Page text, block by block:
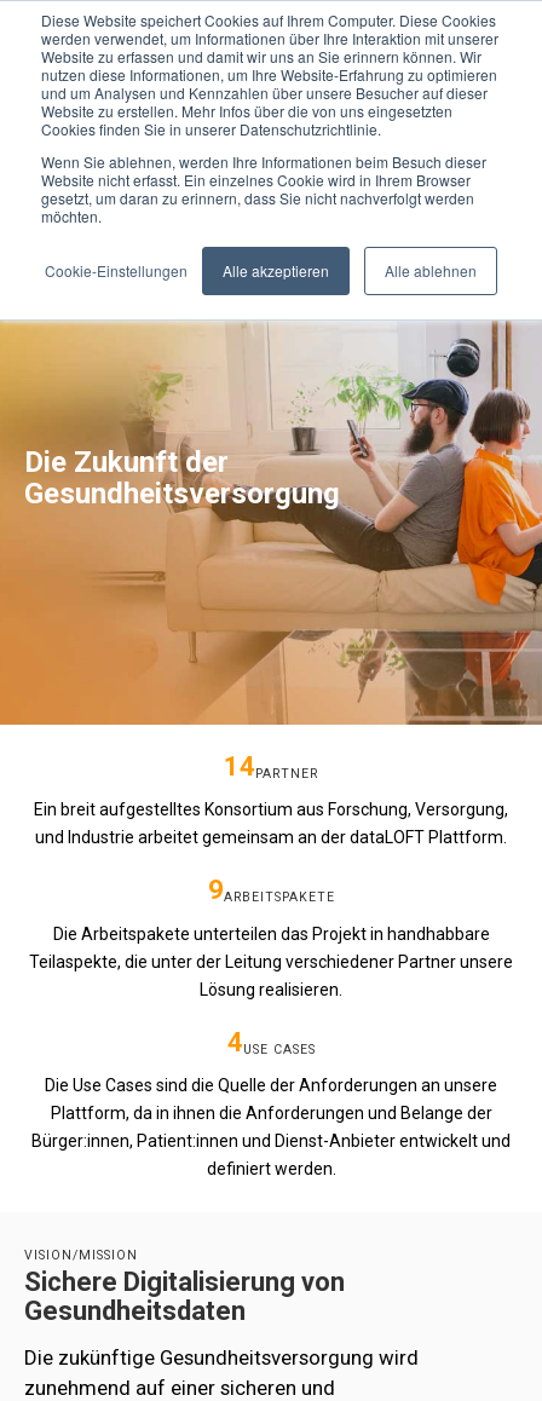
Diese Website speichert Cookies auf Ihrem Computer. Diese Cookies
werden verwendet, um Informationen über Ihre Interaktion mit unserer
Website zu erfassen und damit wir uns an Sie erinnern können. Wir
nutzen diese Informationen, um Ihre Website-Erfahrung zu optimieren
und um Analysen und Kennzahlen über unsere Besucher auf dieser
Website zu erstellen. Mehr Infos über die von uns eingesetzten
Cookies finden Sie in unserer Datenschutzrichtlinie.
Wenn Sie ablehnen, werden Ihre Informationen beim Besuch dieser
Website nicht erfasst. Ein einzelnes Cookie wird in Ihrem Browser
gesetzt, um daran zu erinnern, dass Sie nicht nachverfolgt werden
möchten.
Cookie-Einstellungen Alle akzeptieren Alle ablehnen
Die Zukunft der
Gesundheitsversorgung
14PARTNER
Ein breit aufgestelltes Konsortium aus Forschung, Versorgung,
und Industrie arbeitet gemeinsam an der dataLOFT Plattform.
9ARBEITSPAKETE
Die Arbeitspakete unterteilen das Projekt in handhabbare
Teilaspekte, die unter der Leitung verschiedener Partner unsere
Lösung realisieren.
4USE CASES
Die Use Cases sind die Quelle der Anforderungen an unsere
Plattform, da in ihnen die Anforderungen und Belange der
Bürger:innen, Patient:innen und Dienst-Anbieter entwickelt und
definiert werden.
VISION/MISSION
Sichere Digitalisierung von
Gesundheitsdaten
Die zukünftige Gesundheitsversorgung wird
zunehmend auf einer sicheren und